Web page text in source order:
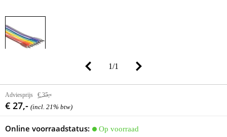
1/1
Adviesprijs € 35,-
€ 27,- (incl. 21% btw)
Online voorraadstatus:
Op voorraad